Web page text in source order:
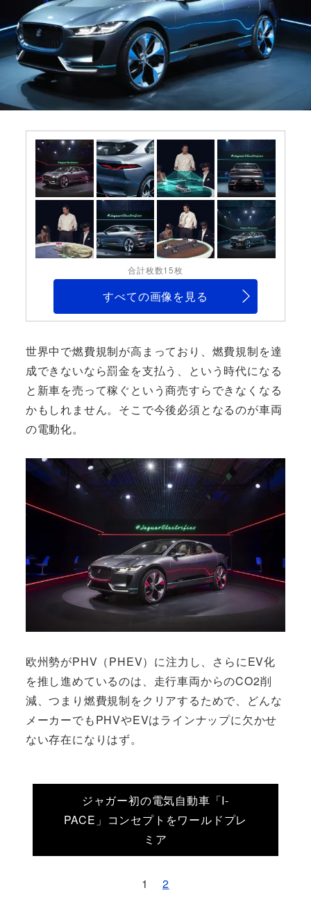
合計枚数15枚
すべての画像を見る
世界中で燃費規制が高まっており、燃費規制を達
成できないなら罰金を支払う、という時代になる
と新車を売って稼ぐという商売すらできなくなる
かもしれません。そこで今後必須となるのが車両
の電動化。
欧州勢がPHV（PHEV）に注力し、さらにEV化
を推し進めているのは、走行車両からのCO2削
減、つまり燃費規制をクリアするためで、どんな
メーカーでもPHVやEVはラインナップに欠かせ
ない存在になりはず。
ジャガー初の電気自動車「I-
PACE」コンセプトをワールドプレ
ミア
1 2